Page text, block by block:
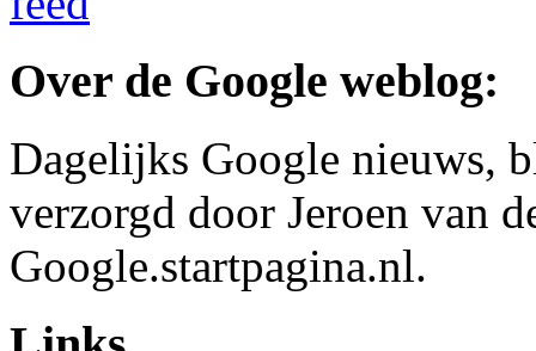
Over de Google weblog:
Dagelijks Google nieuws,
verzorgd door Jeroen van
Google.startpagina.nl.